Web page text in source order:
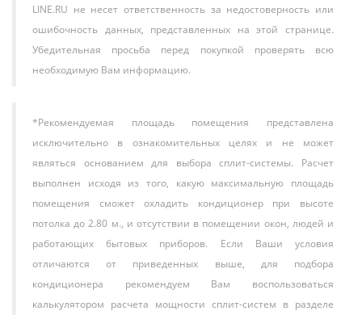
LINE.RU не несет ответственность за недостоверность или
ошибочность данных, представленных на этой странице.
Убедительная просьба перед покупкой проверять всю
необходимую Вам информацию.
*Рекомендуемая площадь помещения представлена
исключительно в ознакомительных целях и не может
являться основанием для выбора сплит-системы. Расчет
выполнен исходя из того, какую максимальную площадь
помещения сможет охладить кондиционер при высоте
потолка до 2.80 м., и отсутствии в помещении окон, людей и
работающих бытовых приборов. Если Ваши условия
отличаются от приведенных выше, для подбора
кондиционера рекомендуем Вам воспользоваться
калькулятором расчета мощности сплит-систем в разделе